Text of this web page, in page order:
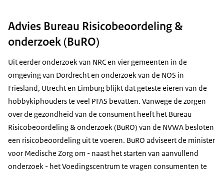
Advies Bureau Risicobeoordeling &
onderzoek (BuRO)
Uit eerder onderzoek van NRC en vier gemeenten in de
omgeving van Dordrecht en onderzoek van de NOS in
Friesland, Utrecht en Limburg blijkt dat geteste eieren van de
hobbykiphouders te veel PFAS bevatten. Vanwege de zorgen
over de gezondheid van de consument heeft het Bureau
Risicobeoordeling & onderzoek (BuRO) van de NVWA besloten
een risicobeoordeling uit te voeren. BuRO adviseert de minister
voor Medische Zorg om - naast het starten van aanvullend
onderzoek - het Voedingscentrum te vragen consumenten te